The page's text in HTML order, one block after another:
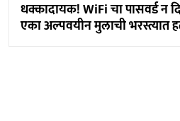
धक्कादायक! WiFi चा पासवर्ड न
एका अल्पवयीन मुलाची भरस्त्यात